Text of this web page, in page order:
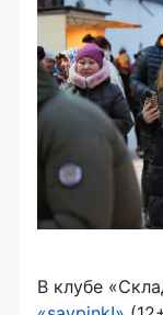
В клубе